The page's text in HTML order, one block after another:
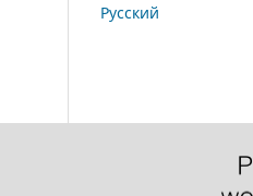
Русский